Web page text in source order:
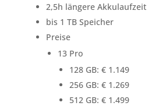
2,5h längere Akkulaufzeit
bis 1 TB Speicher
Preise
13 Pro
128 GB: € 1.149
256 GB: € 1.269
512 GB: € 1.499